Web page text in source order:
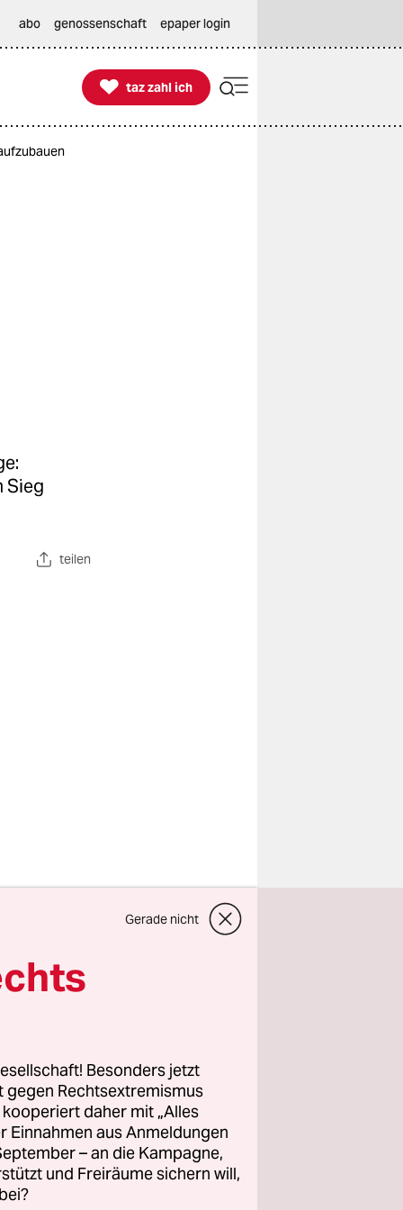
abo genossenschaft epaper login

taz zahl ich
taz zahl ich
Sieg
teilen
imago
auf
nach
der
zum
dim
Gerade nicht
Besonders jetzt
gegen Rechtsextremismus
daher mit „Alles
Einnahmen aus Anmeldungen
– an die Kampagne,
und Freiräume sichern will,